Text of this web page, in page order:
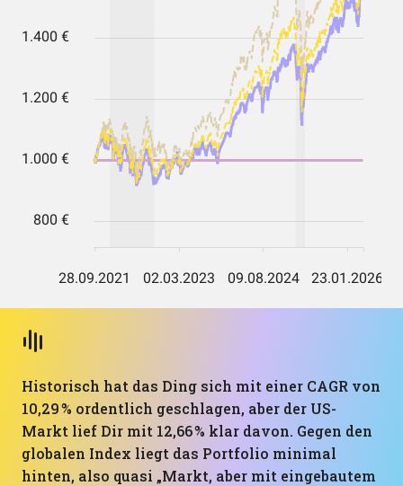
Historisch hat das Ding sich mit einer CAGR von
10,29 % ordentlich geschlagen, aber der US-
Markt lief Dir mit 12,66 % klar davon. Gegen den
globalen Index liegt das Portfolio minimal
hinten, also quasi „Markt, aber mit eingebautem